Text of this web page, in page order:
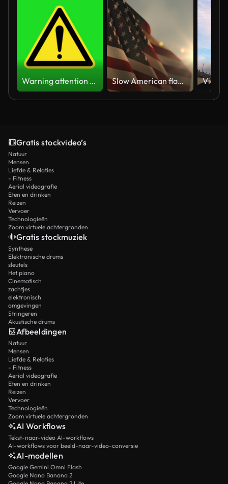
Warning attention yellow hazard message street sign 4k green screen caution animation Slow American flag at sunset during Memorial Day in the United States
Gratis stockvideo’s
Natuur
Mensen
Liefde & Relaties
- Fitness
Aerial videografie
Eten en drinken
Reizen
Vervoer
Technologieën
Zoom virtuele achtergronden
Gratis stockmuziek
Synthese
Elektronische drums
sleutels
Het piano
Cinematisch
zachtjes
elektronisch
omgevingen
Stringeren
Akustische drums
Afbeeldingen
Natuur
Mensen
Liefde & Relaties
- Fitness
Aerial videografie
Eten en drinken
Reizen
Vervoer
Technologieën
Zoom virtuele achtergronden
AI Workflows
Tekst-naar-video AI-workflows
AI-workflows voor beeld-naar-video-conversie
AI-modellen
Google Gemini Omni Flash
Google Nano Banana 2